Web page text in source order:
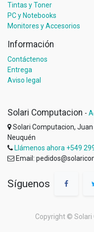
Tintas y Toner
PC y Notebooks
Monitores y Accesorios
Información
Contáctenos
Entrega
Aviso legal
Solari Computacion -
Solari Computacion,
Neuquén
Llámenos ahora +549
Email:
Síguenos
Copyright © Solari